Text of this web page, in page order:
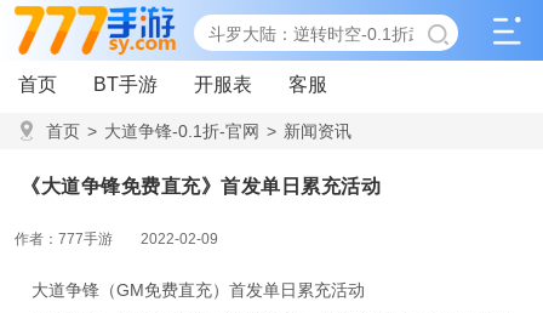
首页 BT手游 开服表 客服
首页 > 大道争锋-0.1折-官网 > 新闻资讯
《大道争锋免费直充》首发单日累充活动
作者：777手游 2022-02-09
大道争锋（GM免费直充）首发单日累充活动